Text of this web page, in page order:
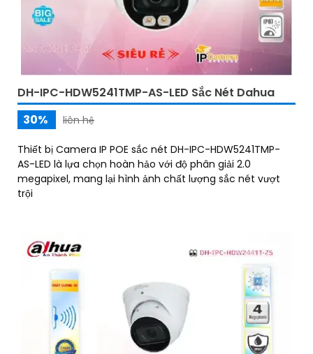
DH-IPC-HDW5241TMP-AS-LED Sắc Nét Dahua
30%
liên hệ
Thiết bị Camera IP POE sắc nét DH-IPC-HDW5241TMP-
AS-LED là lựa chọn hoàn hảo với độ phân giải 2.0
megapixel, mang lại hình ảnh chất lượng sắc nét vượt
trội